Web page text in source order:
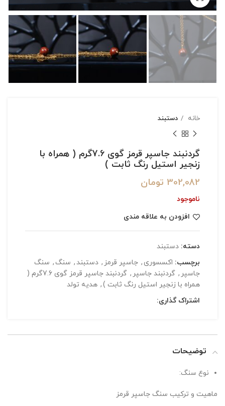
خانه دستبند
گردنبند جاسپر قرمز گوی 7.6گرم ( همراه با
زنجیر استیل رنگ ثابت )
302,082 تومان
ناموجود
افزودن به علاقه مندی
دسته: دستبند
برچسب: اکسسوری , جاسپر قرمز , دستبند, سنگ , سنگ
جاسپر , گردنبند جاسپر ,
گردنبند جاسپر قرمز گوی 7.6گرم (
همراه با زنجیر استیل رنگ ثابت ), هدیه تولد
اشتراک گذاری:
توضیحات
نوع سنگ:
ماهیت و ترکیب سنگ جاسپر قرمز